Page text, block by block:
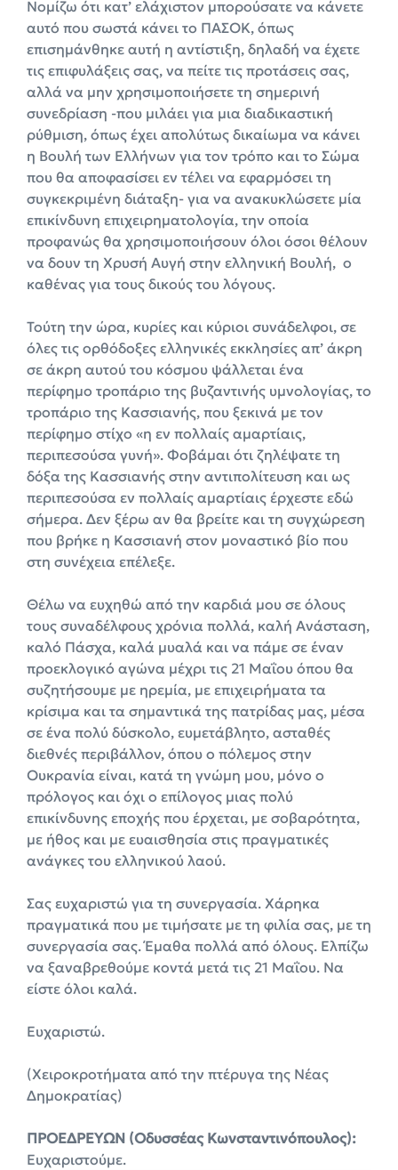
Νομίζω ότι κατ’ ελάχιστον μπορούσατε να κάνετε
αυτό που σωστά κάνει το ΠΑΣΟΚ, όπως
επισημάνθηκε αυτή η αντίστιξη, δηλαδή να έχετε
τις επιφυλάξεις σας, να πείτε τις προτάσεις σας,
αλλά να μην χρησιμοποιήσετε τη σημερινή
συνεδρίαση -που μιλάει για μια διαδικαστική
ρύθμιση, όπως έχει απολύτως δικαίωμα να κάνει
η Βουλή των Ελλήνων για τον τρόπο και το Σώμα
που θα αποφασίσει εν τέλει να εφαρμόσει τη
συγκεκριμένη διάταξη- για να ανακυκλώσετε μία
επικίνδυνη επιχειρηματολογία, την οποία
προφανώς θα χρησιμοποιήσουν όλοι όσοι θέλουν
να δουν τη Χρυσή Αυγή στην ελληνική Βουλή, ο
καθένας για τους δικούς του λόγους.
Τούτη την ώρα, κυρίες και κύριοι συνάδελφοι, σε
όλες τις ορθόδοξες ελληνικές εκκλησίες απ’ άκρη
σε άκρη αυτού του κόσμου ψάλλεται ένα
περίφημο τροπάριο της βυζαντινής υμνολογίας, το
τροπάριο της Κασσιανής, που ξεκινά με τον
περίφημο στίχο «η εν πολλαίς αμαρτίαις,
περιπεσούσα γυνή». Φοβάμαι ότι ζηλέψατε τη
δόξα της Κασσιανής στην αντιπολίτευση και ως
περιπεσούσα εν πολλαίς αμαρτίαις έρχεστε εδώ
σήμερα. Δεν ξέρω αν θα βρείτε και τη συγχώρεση
που βρήκε η Κασσιανή στον μοναστικό βίο που
στη συνέχεια επέλεξε.
Θέλω να ευχηθώ από την καρδιά μου σε όλους
τους συναδέλφους χρόνια πολλά, καλή Ανάσταση,
καλό Πάσχα, καλά μυαλά και να πάμε σε έναν
προεκλογικό αγώνα μέχρι τις 21 Μαΐου όπου θα
συζητήσουμε με ηρεμία, με επιχειρήματα τα
κρίσιμα και τα σημαντικά της πατρίδας μας, μέσα
σε ένα πολύ δύσκολο, ευμετάβλητο, ασταθές
διεθνές περιβάλλον, όπου ο πόλεμος στην
Ουκρανία είναι, κατά τη γνώμη μου, μόνο ο
πρόλογος και όχι ο επίλογος μιας πολύ
επικίνδυνης εποχής που έρχεται, με σοβαρότητα,
με ήθος και με ευαισθησία στις πραγματικές
ανάγκες του ελληνικού λαού.
Σας ευχαριστώ για τη συνεργασία. Χάρηκα
πραγματικά που με τιμήσατε με τη φιλία σας, με τη
συνεργασία σας. Έμαθα πολλά από όλους. Ελπίζω
να ξαναβρεθούμε κοντά μετά τις 21 Μαΐου. Να
είστε όλοι καλά.
Ευχαριστώ.
(Χειροκροτήματα από την πτέρυγα της Νέας
Δημοκρατίας)
ΠΡΟΕΔΡΕΥΩΝ (Οδυσσέας Κωνσταντινόπουλος):
Ευχαριστούμε.